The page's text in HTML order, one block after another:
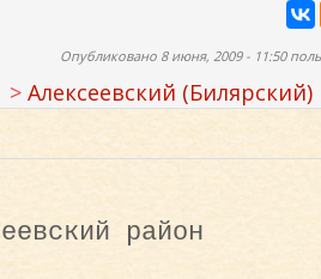
Опубликовано 8 июня, 2009 - 11:50
Алексеевский (Билярский)
район